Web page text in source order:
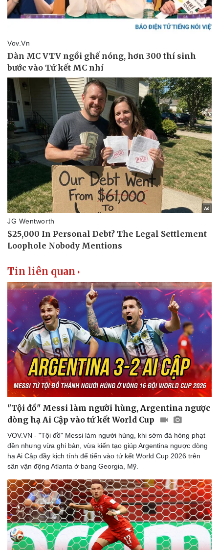
Doanh nghiệp
Thông tin doanh nghiệp
Doanh nghiệp 24h
Doanh nhân
Vì cộng đồng
Sành điệu
Trải nghiệm
Chuyển đổi số
Tin liên quan
"Tội đồ" Messi làm người hùng, Argentina ngược
dòng hạ Ai Cập vào tứ kết World Cup
VOV.VN - "Tội đồ" Messi làm người hùng, khi sớm đá hỏng phạt
đền nhưng vừa ghi bàn, vừa kiến tạo giúp Argentina ngược dòng
hạ Ai Cập đầy kịch tính để tiến vào tứ kết World Cup 2026 trên
sân vận động Atlanta ở bang Georgia, Mỹ.